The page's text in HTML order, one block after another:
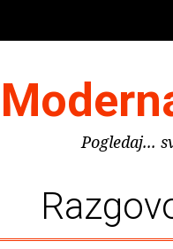
Pogledaj...